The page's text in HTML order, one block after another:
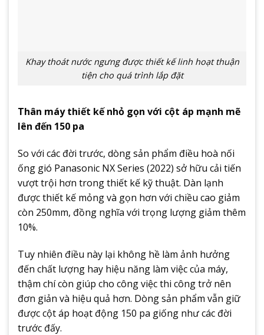
Khay thoát nước ngưng được thiết kế linh hoạt thuận
tiện cho quá trình lắp đặt
Thân máy thiết kế nhỏ gọn với cột áp mạnh mẽ
lên đến 150 pa
So với các đời trước, dòng sản phẩm điều hoà nối
ống gió Panasonic NX Series (2022) sở hữu cải tiến
vượt trội hơn trong thiết kế kỹ thuật. Dàn lạnh
được thiết kế mỏng và gọn hơn với chiều cao giảm
còn 250mm, đồng nghĩa với trọng lượng giảm thêm
10%.
Tuy nhiên điều này lại không hề làm ảnh hưởng
đến chất lượng hay hiệu năng làm việc của máy,
thậm chí còn giúp cho công việc thi công trở nên
đơn giản và hiệu quả hơn. Dòng sản phẩm vẫn giữ
được cột áp hoạt động 150 pa giống như các đời
trước đấy.